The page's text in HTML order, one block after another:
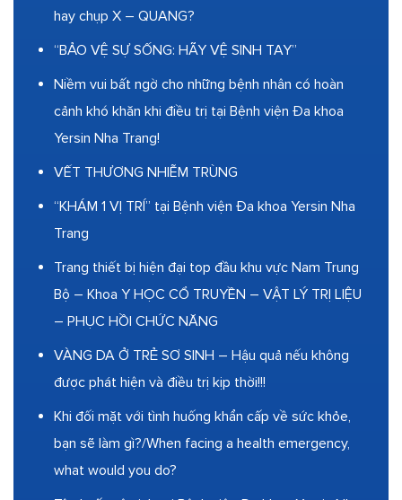
hay chụp X – QUANG?
“BẢO VỆ SỰ SỐNG: HÃY VỆ SINH TAY”
Niềm vui bất ngờ cho những bệnh nhân có hoàn
cảnh khó khăn khi điều trị tại Bệnh viện Đa khoa
Yersin Nha Trang!
VẾT THƯƠNG NHIỄM TRÙNG
“KHÁM 1 VỊ TRÍ” tại Bệnh viện Đa khoa Yersin Nha
Trang
Trang thiết bị hiện đại top đầu khu vực Nam Trung
Bộ – Khoa Y HỌC CỔ TRUYỀN – VẬT LÝ TRỊ LIỆU
– PHỤC HỒI CHỨC NĂNG
VÀNG DA Ở TRẺ SƠ SINH – Hậu quả nếu không
được phát hiện và điều trị kịp thời!!!
Khi đối mặt với tình huống khẩn cấp về sức khỏe,
bạn sẽ làm gì?/When facing a health emergency,
what would you do?